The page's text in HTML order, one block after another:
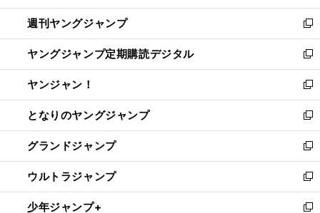
開
く
ウ
で
開
く
ン
ド
ウ
で
開
く
ウ
ィ
ン
ド
ウ
で
開
く
週刊ヤングジャンプ
新
し
い
ウ
ィ
ン
ド
ウ
で
開
く
ヤングジャンプ定期購読デジタル
新
し
い
ウ
ィ
ン
ド
ウ
で
開
く
ヤンジャン！
新
し
い
ウ
ィ
ン
ド
ウ
で
となりのヤングジャンプ
新
し
い
ウ
ィ
ン
ド
グランドジャンプ
新
し
い
ウ
ィ
ウルトラジャンプ
新
し
い
少年ジャンプ+
新